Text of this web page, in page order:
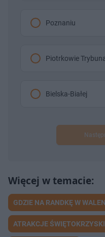
Poznaniu
Piotrkowie
Bielska-Białej
GDZIE NA RANDKĘ W
ATRAKCJE